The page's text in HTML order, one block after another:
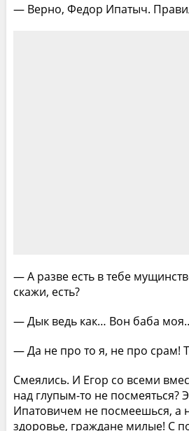
— Верно, Федор Ипатыч.
— А разве есть в тебе
скажи, есть?
— Дык ведь как… Вон баба
— Да не про то я, не про срам!
Смеялись. И Егор со всеми
над глупым-то не посмеяться?
Ипатовичем не посмеешься, а
здоровье, граждане милые! С